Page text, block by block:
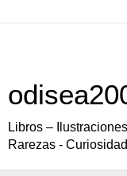
Libros –
Rarezas -